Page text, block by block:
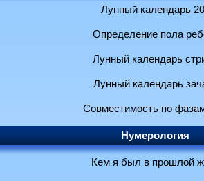
Лунный календарь
Определение пола
Лунный календарь
Лунный календарь
Совместимость по
Нумерология
Кем я был в прошлой